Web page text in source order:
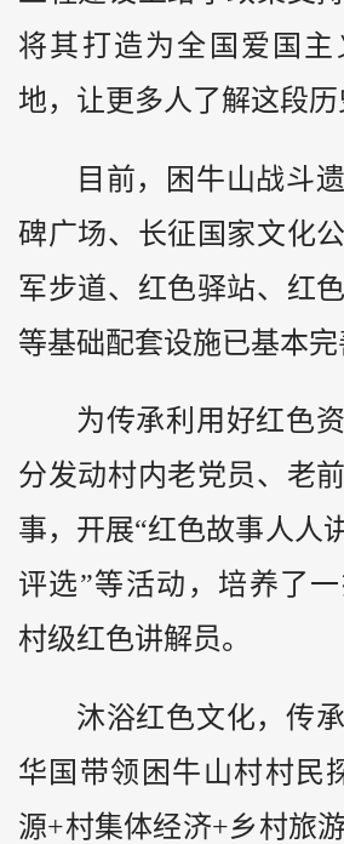
将其打造为全国爱国
地，让更多人了解这段历
目前，困牛山战斗
碑广场、长征国家文化
军步道、红色驿站、红
等基础配套设施已基本完
为传承利用好红色
分发动村内老党员、老
事，开展“红色故事人人
评选”等活动，培养了
村级红色讲解员。
沐浴红色文化，传
华国带领困牛山村村民
源+村集体经济+乡村旅